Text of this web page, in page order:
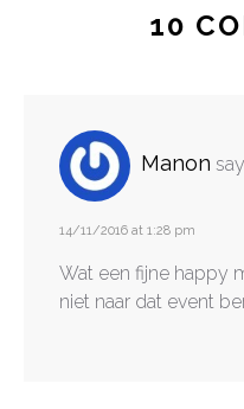
10
Manon
14/11/2016 at 1:28 pm
Wat een fijne happy
niet naar dat event